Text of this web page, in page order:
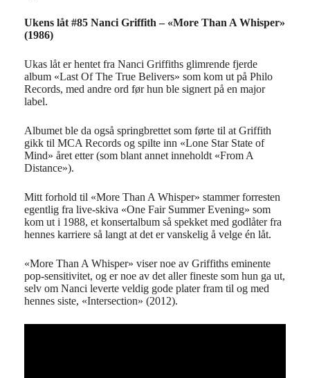
Ukens låt #85 Nanci Griffith – «More Than A Whisper»
(1986)
Ukas låt er hentet fra Nanci Griffiths glimrende fjerde
album «Last Of The True Belivers» som kom ut på Philo
Records, med andre ord før hun ble signert på en major
label.
Albumet ble da også springbrettet som førte til at Griffith
gikk til MCA Records og spilte inn «Lone Star State of
Mind» året etter (som blant annet inneholdt «From A
Distance»).
Mitt forhold til «More Than A Whisper» stammer forresten
egentlig fra live-skiva «One Fair Summer Evening» som
kom ut i 1988, et konsertalbum så spekket med godlåter fra
hennes karriere så langt at det er vanskelig å velge én låt.
«More Than A Whisper» viser noe av Griffiths eminente
pop-sensitivitet, og er noe av det aller fineste som hun ga ut,
selv om Nanci leverte veldig gode plater fram til og med
hennes siste, «Intersection» (2012).